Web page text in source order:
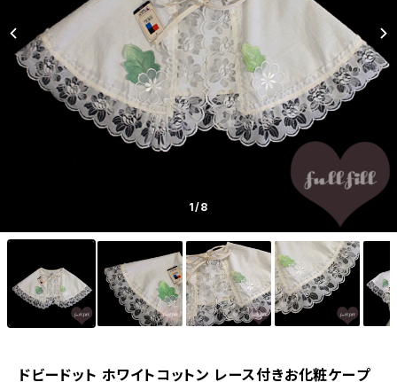
1/8
ドビードット ホワイトコットン レース付きお化粧ケープ